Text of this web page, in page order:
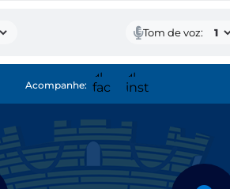
Tom de voz:
Acompanhe: